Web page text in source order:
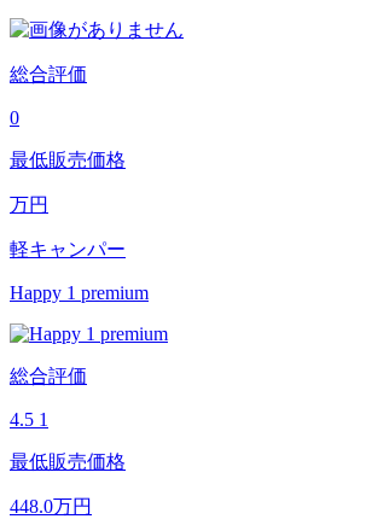
総合評価
0
最低販売価格
万円
軽キャンパー
Happy 1 premium
総合評価
4.5 1
最低販売価格
448.0万円